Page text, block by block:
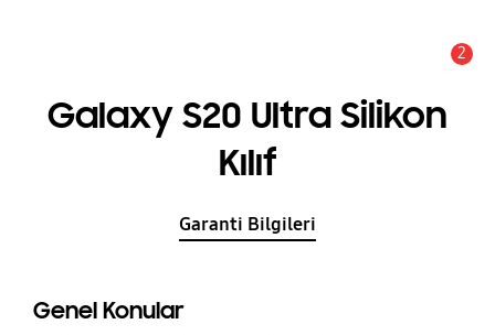
2
Galaxy S20 Ultra Silikon
Kılıf
Garanti Bilgileri
Genel Konular